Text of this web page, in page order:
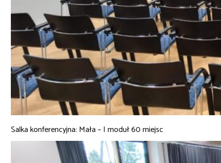
Salka konferencyjna: Mała – I moduł 60 miejsc